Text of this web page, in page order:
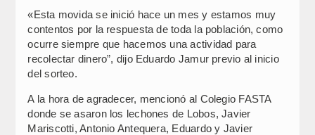
«Esta movida se inició hace un mes y estamos muy
contentos por la respuesta de toda la población, como
ocurre siempre que hacemos una actividad para
recolectar dinero”, dijo Eduardo Jamur previo al inicio
del sorteo.
A la hora de agradecer, mencionó al Colegio FASTA
donde se asaron los lechones de Lobos, Javier
Mariscotti, Antonio Antequera, Eduardo y Javier